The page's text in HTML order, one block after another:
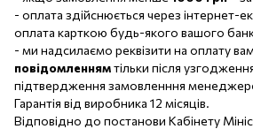
- оплата здійснюється через інтернет-
оплата карткою будь-якого вашого
- ми надсилаємо реквізити на оплату
повідомленнямтільки після
підтвердження замовленння
Гарантія від виробника 12 місяців.
Відповідно до постанови Кабінету